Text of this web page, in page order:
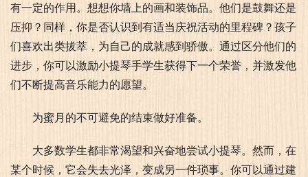
有一定的作用。想想你墙上的画和装饰品。他们是鼓舞还是
压抑？同样，你是否认识到有适当庆祝活动的里程碑？孩子
们喜欢出类拔萃，为自己的成就感到骄傲。通过区分他们的
进步，你可以激励小提琴手学生获得下一个荣誉，并激发他
们不断提高音乐能力的愿望。
为蜜月的不可避免的结束做好准备。
大多数学生都非常渴望和兴奋地尝试小提琴。然而，在
某个时候，它会失去光泽，变成另一件琐事。你可以通过建